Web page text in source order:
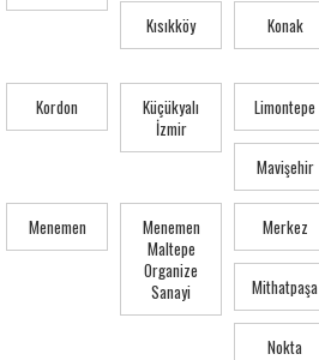
Kısıkköy Konak
Kordon
Küçükyalı
İzmir
Limontepe
Mavişehir
Menemen
Menemen
Maltepe
Organize
Sanayi
Merkez
Mithatpaşa
Nokta